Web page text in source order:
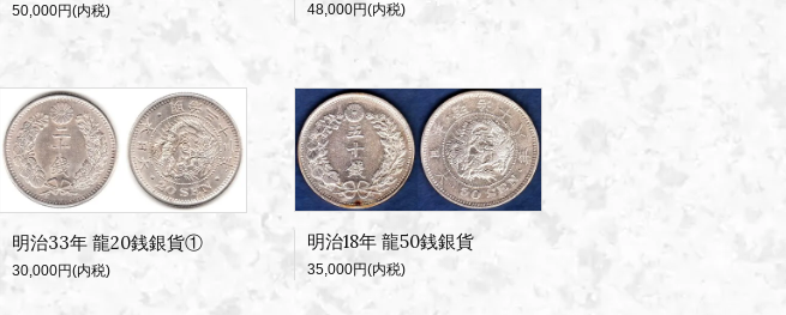
50,000円(内税) 48,000円(内税)
明治33年 龍20銭銀貨①
30,000円(内税)
明治18年 龍50銭銀貨
35,000円(内税)